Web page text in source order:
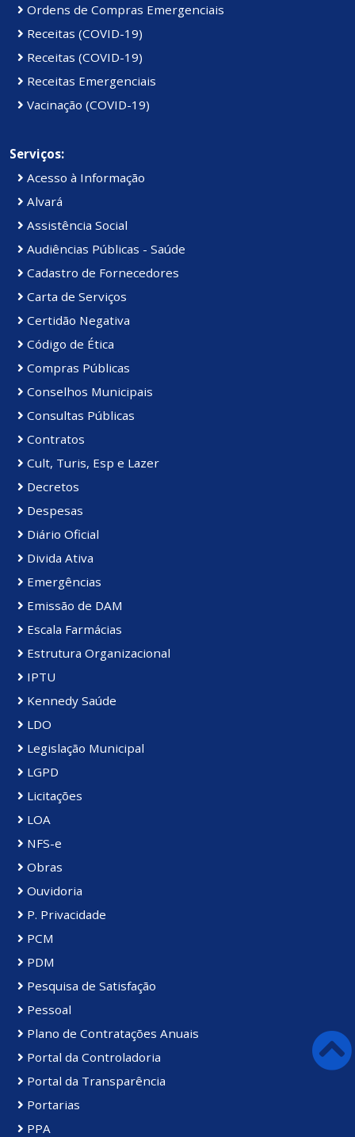
Ordens de Compras Emergenciais
Receitas (COVID-19)
Receitas (COVID-19)
Receitas Emergenciais
Vacinação (COVID-19)
Serviços:
Acesso à Informação
Alvará
Assistência Social
Audiências Públicas - Saúde
Cadastro de Fornecedores
Carta de Serviços
Certidão Negativa
Código de Ética
Compras Públicas
Conselhos Municipais
Consultas Públicas
Contratos
Cult, Turis, Esp e Lazer
Decretos
Despesas
Diário Oficial
Divida Ativa
Emergências
Emissão de DAM
Escala Farmácias
Estrutura Organizacional
IPTU
Kennedy Saúde
LDO
Legislação Municipal
LGPD
Licitações
LOA
NFS-e
Obras
Ouvidoria
P. Privacidade
PCM
PDM
Pesquisa de Satisfação
Pessoal
Plano de Contratações Anuais
Portal da Controladoria
Portal da Transparência
Portarias
PPA